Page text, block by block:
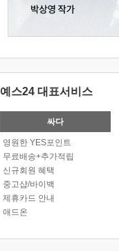
예스24 대표서비스
싸다
영원한 YES포인트
무료배송+추가적립
신규회원 혜택
중고샵/바이백
제휴카드 안내
애드온